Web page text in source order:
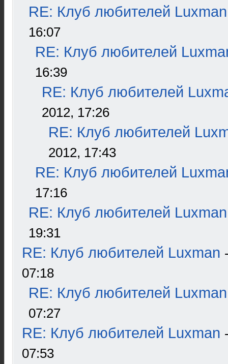
RE: Клуб любителей Luxman
16:07
RE: Клуб любителей
16:39
RE: Клуб любителей
2012, 17:26
RE: Клуб любителей
2012, 17:43
RE: Клуб любителей
17:16
RE: Клуб любителей Luxman
19:31
RE: Клуб любителей Luxman
07:18
RE: Клуб любителей Luxman
07:27
RE: Клуб любителей Luxman
07:53